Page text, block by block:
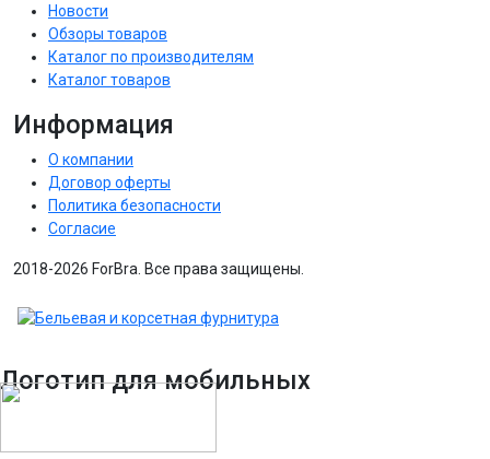
Новости
Обзоры товаров
Каталог по производителям
Каталог товаров
Информация
О компании
Договор оферты
Политика безопасности
Согласие
2018-2026 ForBra. Все права защищены.
Логотип для мобильных